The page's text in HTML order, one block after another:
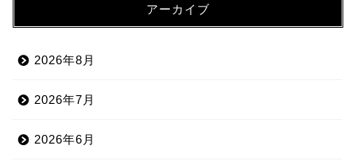
アーカイブ
2026年8月
2026年7月
2026年6月